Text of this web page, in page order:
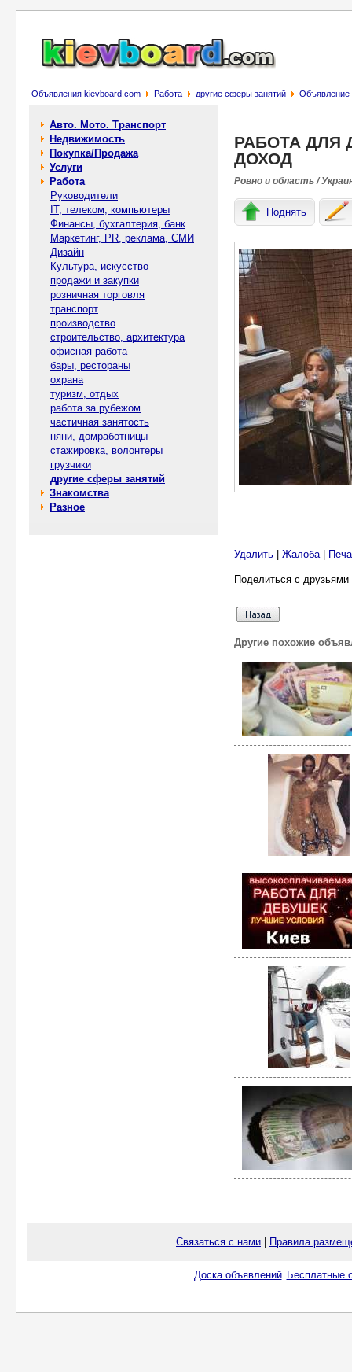
Объявления kievboard.com Работа другие сферы занятий
Авто. Мото. Транспорт
Недвижимость
Покупка/Продажа
Услуги
Работа
Руководители
IT, телеком, компьютеры
Финансы, бухгалтерия, банк
Маркетинг, PR, реклама, СМИ
Дизайн
Культура, искусство
продажи и закупки
розничная торговля
транспорт
производство
строительство, архитектура
офисная работа
бары, рестораны
охрана
туризм, отдых
работа за рубежом
частичная занятость
няни, домработницы
стажировка, волонтеры
грузчики
другие сферы занятий
Знакомства
Разное
РАБОТА ДЛЯ
ДОХОД
Ровно и область /
Поднять
Удалить Жалоба|
Поделиться с
Другие похожие
Связаться с нами Правила
Доска объявлений. Бесплатные